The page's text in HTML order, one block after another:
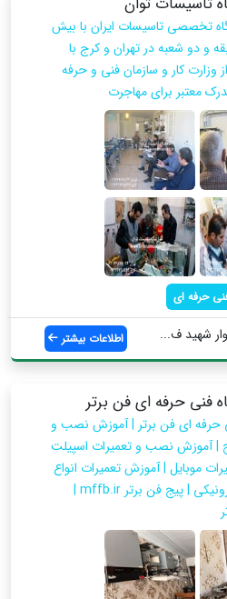
تخصصی تاسیسات ایران با بیش
سابقه و دو شعبه در تهران و کرج با
وزارت کار و سازمان فنی و حرفه
معتبر برای مهاجرت
حرفه ای
شهید ف... اطلاعات بیشتر
فنی حرفه ای فن برتر
حرفه ای فن برتر | آموزش نصب و
| آموزش نصب و تعمیرات اسپیلت
موبایل | آموزش تعمیرات انواع
برد های الکترونیکی | پیج فن برتر mffb.ir |